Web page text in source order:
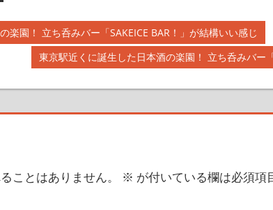
楽園！ 立ち呑みバー「SAKEICE BAR！」が結構いい感じ
次
の
記
東京駅近くに誕生した日本酒の楽園！ 立ち呑みバー
ことはありません。 ※ が付いている欄は必須項